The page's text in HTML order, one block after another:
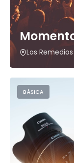
Los Remedios
BÁSICA